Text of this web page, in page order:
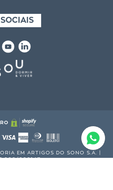
EM ARTIGOS DO SONO S.A. |
000147